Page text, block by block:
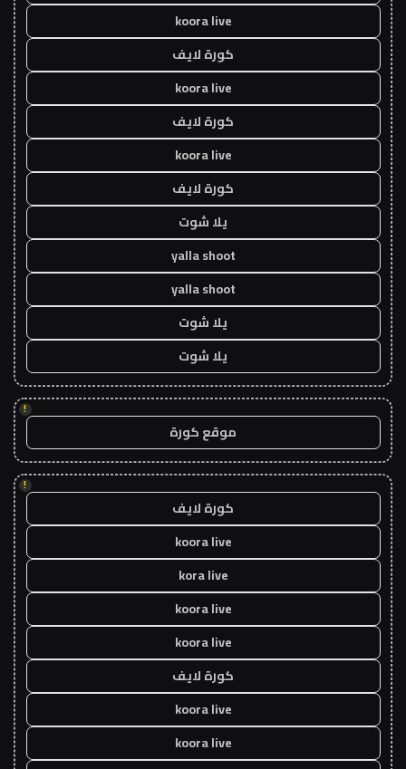
koora live
كورة لايف
koora live
كورة لايف
koora live
كورة لايف
يلا شوت
yalla shoot
yalla shoot
يلا شوت
يلا شوت
!
موقع كورة
!
كورة لايف
koora live
kora live
koora live
koora live
كورة لايف
koora live
koora live